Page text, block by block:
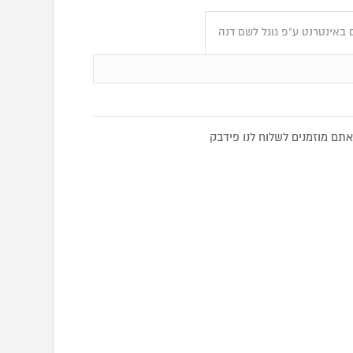
באינטרנט ע"פ גוגל לשם דנה
מוזמנים לשלוח לנו פידבק